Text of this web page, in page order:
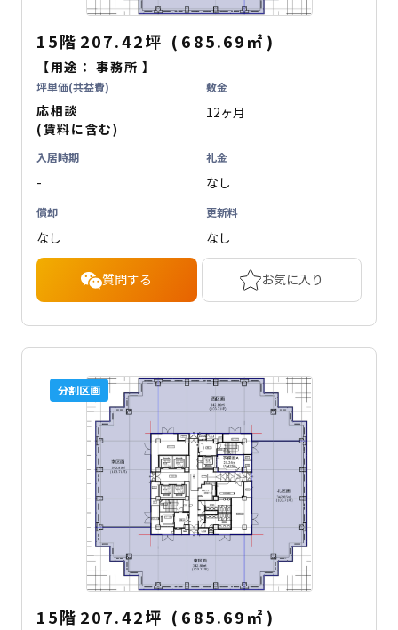
15階 207.42坪 ( 685.69㎡ )
【用途：事務所 】
坪単価(共益費)
応相談
(賃料に含む)
敷金
12ヶ月
入居時期
-
礼金
なし
償却
なし
更新料
なし
質問する お気に入り
分割区画
15階 207.42坪 ( 685.69㎡ )